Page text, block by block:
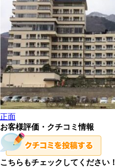
正面
お客様評価・クチコミ情報
こちらもチェックしてください！